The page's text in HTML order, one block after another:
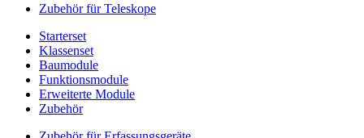
Zubehör für Teleskope
Starterset
Klassenset
Baumodule
Funktionsmodule
Erweiterte Module
Zubehör